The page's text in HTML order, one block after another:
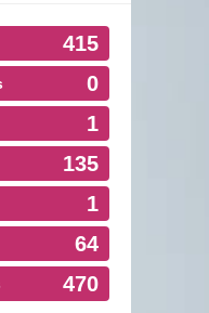
415
0
1
135
1
64
470